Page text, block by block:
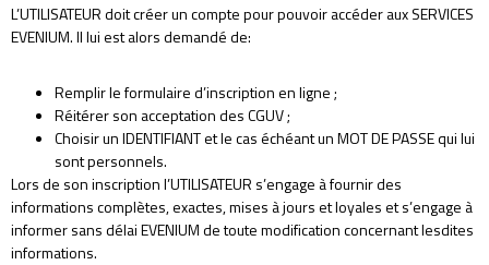
L’UTILISATEUR doit créer un compte pour pouvoir accéder aux SERVICES
EVENIUM. Il lui est alors demandé de:
Remplir le formulaire d’inscription en ligne ;
Réitérer son acceptation des CGUV ;
Choisir un IDENTIFIANT et le cas échéant un MOT DE PASSE qui lui
sont personnels.
Lors de son inscription l’UTILISATEUR s’engage à fournir des
informations complètes, exactes, mises à jours et loyales et s’engage à
informer sans délai EVENIUM de toute modification concernant lesdites
informations.